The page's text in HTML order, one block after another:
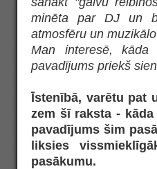
minēta par DJ un
atmosfēru un
Man interesē, kāda
pavadījums priekš
Īstenībā, varētu pat
zem šī raksta -
pavadījums šim
liksies
pasākumu.